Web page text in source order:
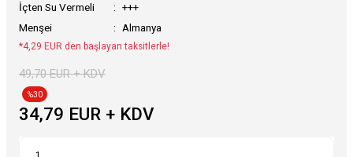
İçten Su Vermeli
+++
Menşei
Almanya
*4,29 EUR den başlayan taksitlerle!
49,70 EUR + KDV
%30
34,79 EUR + KDV